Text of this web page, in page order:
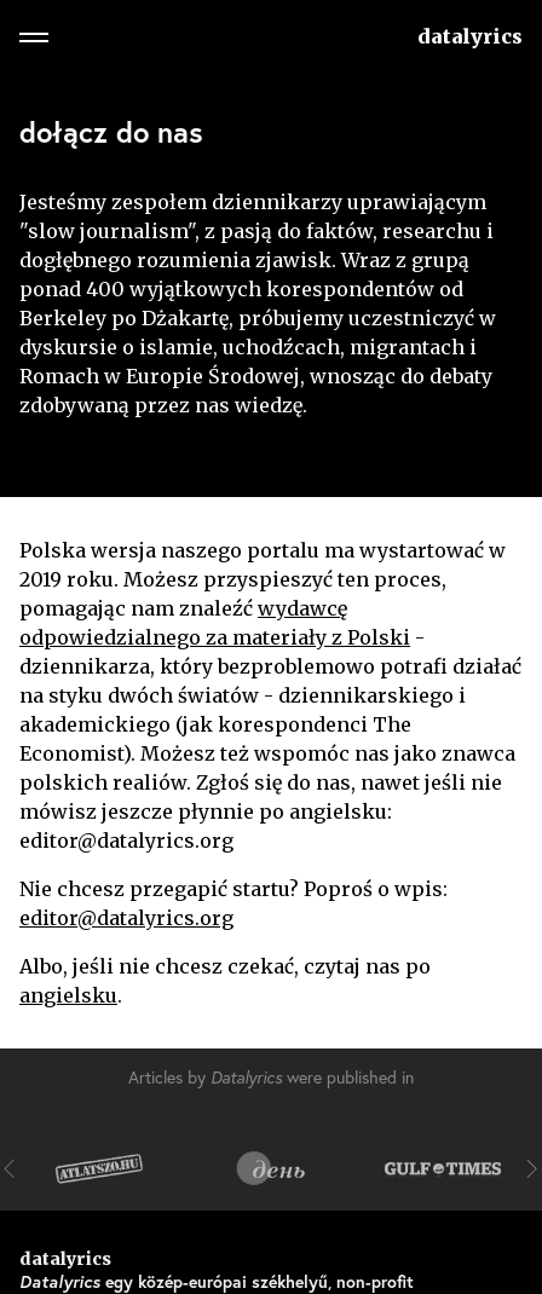
datalyrics
dołącz do nas
Jesteśmy zespołem dziennikarzy uprawiającym
"slow journalism", z pasją do faktów, researchu i
dogłębnego rozumienia zjawisk. Wraz z grupą
ponad 400 wyjątkowych korespondentów od
Berkeley po Dżakartę, próbujemy uczestniczyć w
dyskursie o islamie, uchodźcach, migrantach i
Romach w Europie Środowej, wnosząc do debaty
zdobywaną przez nas wiedzę.
Polska wersja naszego portalu ma wystartować w
2019 roku. Możesz przyspieszyć ten proces,
pomagając nam znaleźć wydawcę
odpowiedzialnego za materiały z Polski -
dziennikarza, który bezproblemowo potrafi działać
na styku dwóch światów - dziennikarskiego i
akademickiego (jak korespondenci The
Economist). Możesz też wspomóc nas jako znawca
polskich realiów. Zgłoś się do nas, nawet jeśli nie
mówisz jeszcze płynnie po angielsku:
editor@datalyrics.org
Nie chcesz przegapić startu? Poproś o wpis:
editor@datalyrics.org
Albo, jeśli nie chcesz czekać, czytaj nas po
angielsku.
Articles by Datalyrics were published in
datalyrics
Datalyrics egy közép-európai székhelyű, non-profit